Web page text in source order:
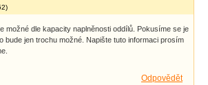
)
možné dle kapacity naplněnosti oddílů. Pokusíme se je
bude jen trochu možné. Napište tuto informaci prosím
Odpovědět